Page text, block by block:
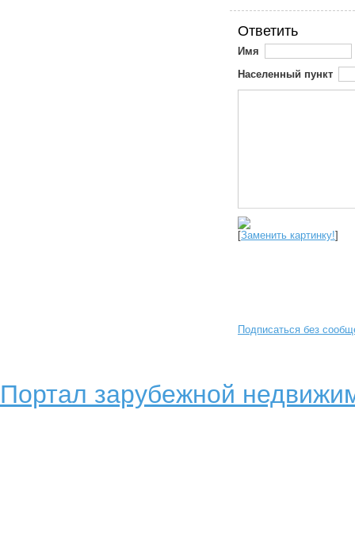
Ответить
Имя
Населенный пункт
[Заменить картинку!]
Подписаться без
Портал зарубежной